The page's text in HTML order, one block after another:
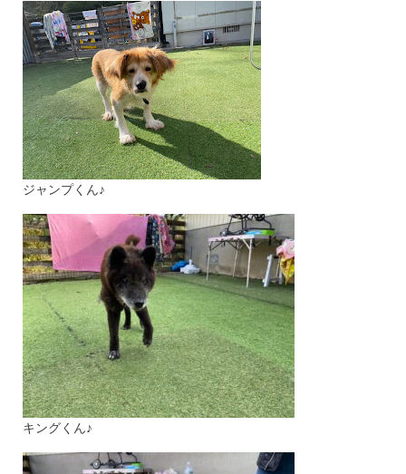
ジャンプくん♪
キングくん♪